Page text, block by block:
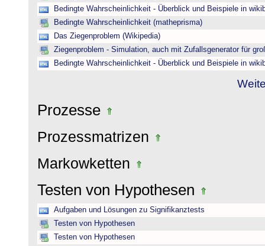
Bedingte Wahrscheinlichkeit - Überblick und Beispiele in
Bedingte Wahrscheinlichkeit (matheprisma)
Das Ziegenproblem (Wikipedia)
Ziegenproblem - Simulation, auch mit Zufallsgenerator für
Bedingte Wahrscheinlichkeit - Überblick und Beispiele in
Prozesse
Prozessmatrizen
Markowketten
Testen von Hypothesen
Aufgaben und Lösungen zu Signifikanztests
Testen von Hypothesen
Testen von Hypothesen